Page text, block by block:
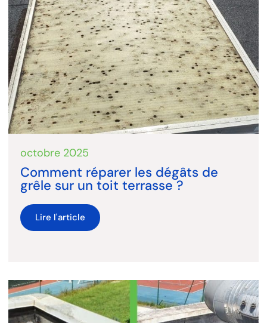
octobre 2025
Comment réparer les dégâts de
grêle sur un toit terrasse ?
Lire l'article